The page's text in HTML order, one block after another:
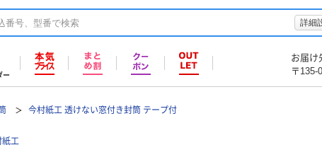
詳細
ー
お届け
〒135-
今村紙工 透けない窓付き封筒 テープ付
紙工